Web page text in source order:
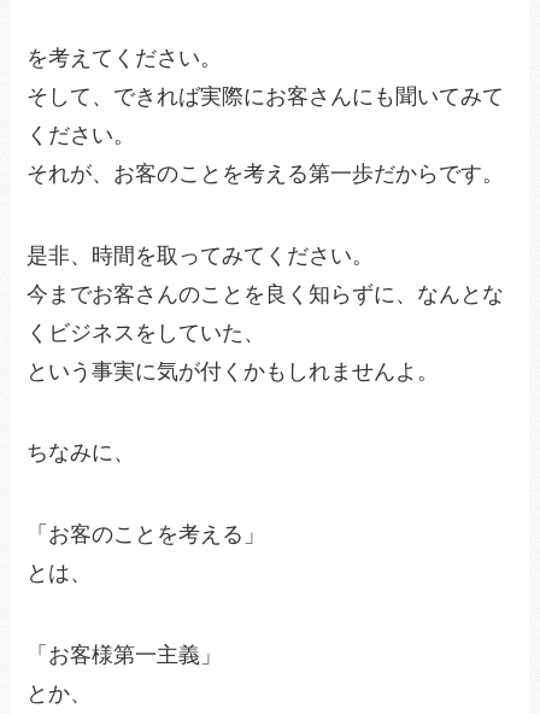
を考えてください。
そして、できれば実際にお客さんにも聞いてみて
ください。
それが、お客のことを考える第一歩だからです。
是非、時間を取ってみてください。
今までお客さんのことを良く知らずに、なんとな
くビジネスをしていた、
という事実に気が付くかもしれませんよ。
ちなみに、
「お客のことを考える」
とは、
「お客様第一主義」
とか、